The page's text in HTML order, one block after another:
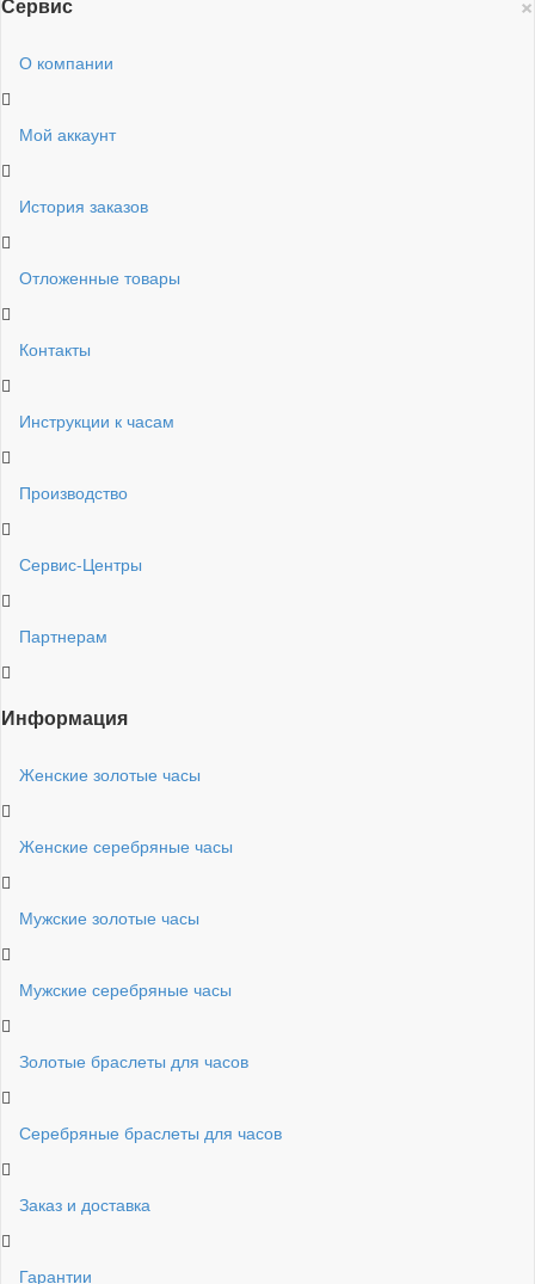
О компании
Мой аккаунт
История заказов
Отложенные товары
Контакты
Инструкции к часам
Производство
Сервис-Центры
Партнерам
Информация
Женские золотые часы
Женские серебряные часы
Мужские золотые часы
Мужские серебряные часы
Золотые браслеты для часов
Серебряные браслеты для часов
Заказ и доставка
Гарантии